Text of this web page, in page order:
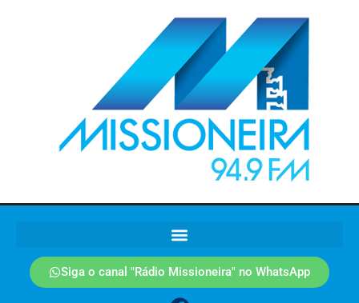
Siga o canal "Rádio Missioneira" no WhatsApp